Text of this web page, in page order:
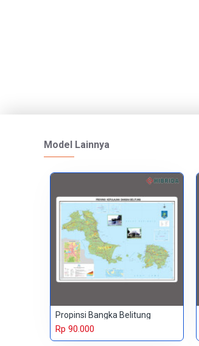
Model Lainnya
Propinsi Bangka Belitung
Rp 90.000